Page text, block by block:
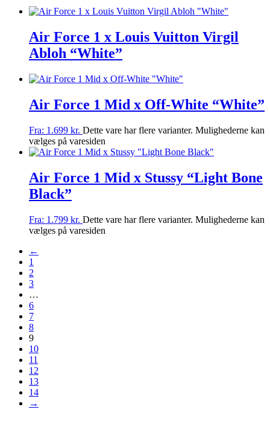
Air Force 1 x Louis Vuitton Virgil
Abloh “White”
Air Force 1 Mid x Off-White “White”
Fra: 1.699 kr. Dette vare har flere varianter. Mulighederne kan
vælges på varesiden
Air Force 1 Mid x Stussy “Light Bone
Black”
Fra: 1.799 kr. Dette vare har flere varianter. Mulighederne kan
vælges på varesiden
←
1
2
3
…
6
7
8
9
10
11
12
13
14
→